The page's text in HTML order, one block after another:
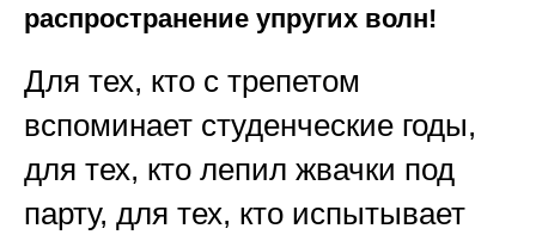
распространение упругих волн!
Для тех, кто с трепетом
вспоминает студенческие годы,
для тех, кто лепил жвачки под
парту, для тех, кто испытывает